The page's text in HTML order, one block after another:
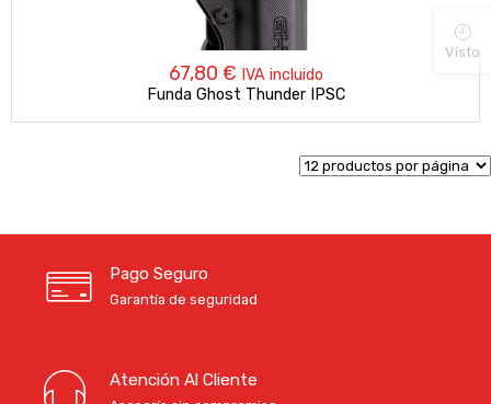
67,80 € IVA incluido
Funda Ghost Thunder IPSC
Pago Seguro
Garantía de seguridad
Atención Al Cliente
Visto